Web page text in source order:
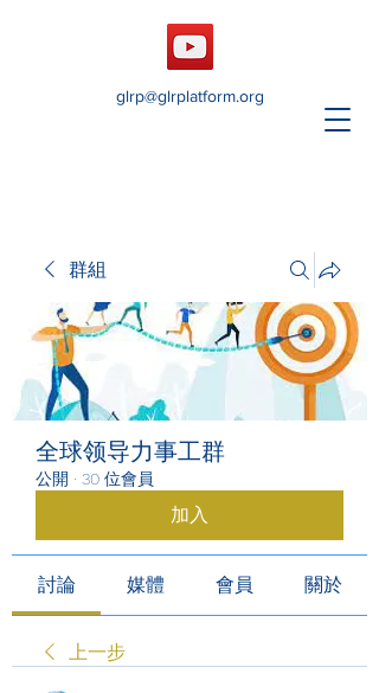
glrp@glrplatform.org
群組
全球领导力事工群
公開 · 30 位會員
加入
討論 媒體 會員 關於
上一步